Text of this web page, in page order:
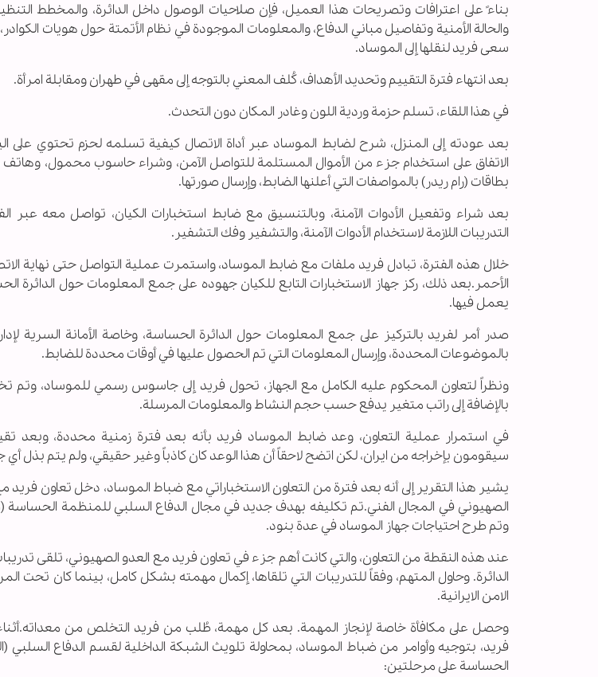
بناءً على اعترافات وتصريحات هذا العميل، فإن صلاحيات الوصول داخل الدائرة، والمخطط
والحالة الأمنية وتفاصيل مباني الدفاع، والمعلومات الموجودة في نظام الأتمتة حول هويات
سعى فريد لنقلها إلى الموساد.
بعد انتهاء فترة التقييم وتحديد الأهداف، كُلف المعني بالتوجه إلى مقهى في طهران ومقابلة امرأة.
في هذا اللقاء، تسلم حزمة وردية اللون وغادر المكان دون التحدث.
بعد عودته إلى المنزل، شرح لضابط الموساد عبر أداة الاتصال كيفية تسلمه لحزم تحتوي على
الاتفاق على استخدام جزء من الأموال المستلمة للتواصل الآمن، وشراء حاسوب محمول، وهاتف
بطاقات (رام ريدر) بالمواصفات التي أعلنها الضابط، وإرسال صورتها.
بعد شراء وتفعيل الأدوات الآمنة، وبالتنسيق مع ضابط استخبارات الكيان، تواصل معه عبر
التدريبات اللازمة لاستخدام الأدوات الآمنة، والتشفير وفك التشفير.
خلال هذه الفترة، تبادل فريد ملفات مع ضابط الموساد، واستمرت عملية التواصل حتى نهاية
الأحمر.بعد ذلك، ركز جهاز الاستخبارات التابع للكيان جهوده على جمع المعلومات حول الدائرة
يعمل فيها.
صدر أمر لفريد بالتركيز على جمع المعلومات حول الدائرة الحساسة، وخاصة الأمانة السرية
بالموضوعات المحددة، وإرسال المعلومات التي تم الحصول عليها في أوقات محددة للضابط.
ونظراً لتعاون المحكوم عليه الكامل مع الجهاز، تحول فريد إلى جاسوس رسمي للموساد، وتم
بالإضافة إلى راتب متغير يدفع حسب حجم النشاط والمعلومات المرسلة.
في استمرار عملية التعاون، وعد ضابط الموساد فريد بأنه بعد فترة زمنية محددة، وبعد
سيقومون بإخراجه من ايران، لكن اتضح لاحقاً أن هذا الوعد كان كاذباً وغير حقيقي، ولم يتم بذل أي
يشير هذا التقرير إلى أنه بعد فترة من التعاون الاستخباراتي مع ضباط الموساد، دخل تعاون فريد
الصهيوني في المجال الفني.تم تكليفه بهدف جديد في مجال الدفاع السلبي للمنظمة الحساسة
وتم طرح احتياجات جهاز الموساد في عدة بنود.
عند هذه النقطة من التعاون، والتي كانت أهم جزء في تعاون فريد مع العدو الصهيوني، تلقى
الدائرة. وحاول المتهم، وفقاً للتدريبات التي تلقاها، إكمال مهمته بشكل كامل، بينما كان تحت
الامن الايرانية.
وحصل على مكافأة خاصة لإنجاز المهمة. بعد كل مهمة، طُلب من فريد التخلص من معداته.أثناء
فريد، بتوجيه وأوامر من ضباط الموساد، بمحاولة تلويث الشبكة الداخلية لقسم الدفاع السلبي
الحساسة على مرحلتين: